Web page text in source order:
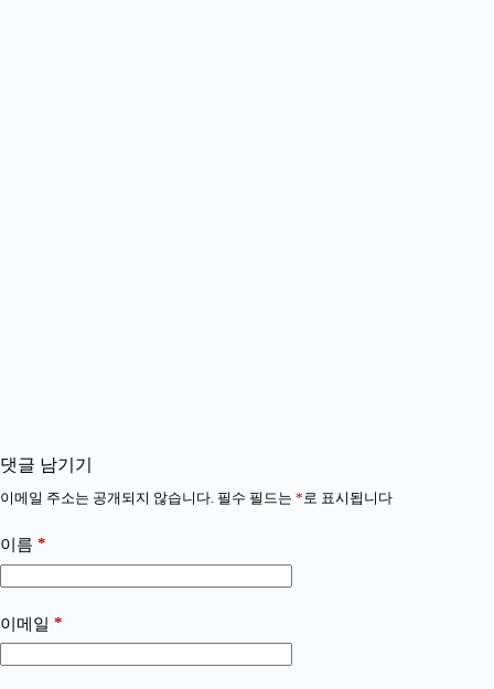
댓글 남기기
이메일 주소는 공개되지 않습니다. 필수 필드는 *로 표시됩니다
이름 *
이메일 *